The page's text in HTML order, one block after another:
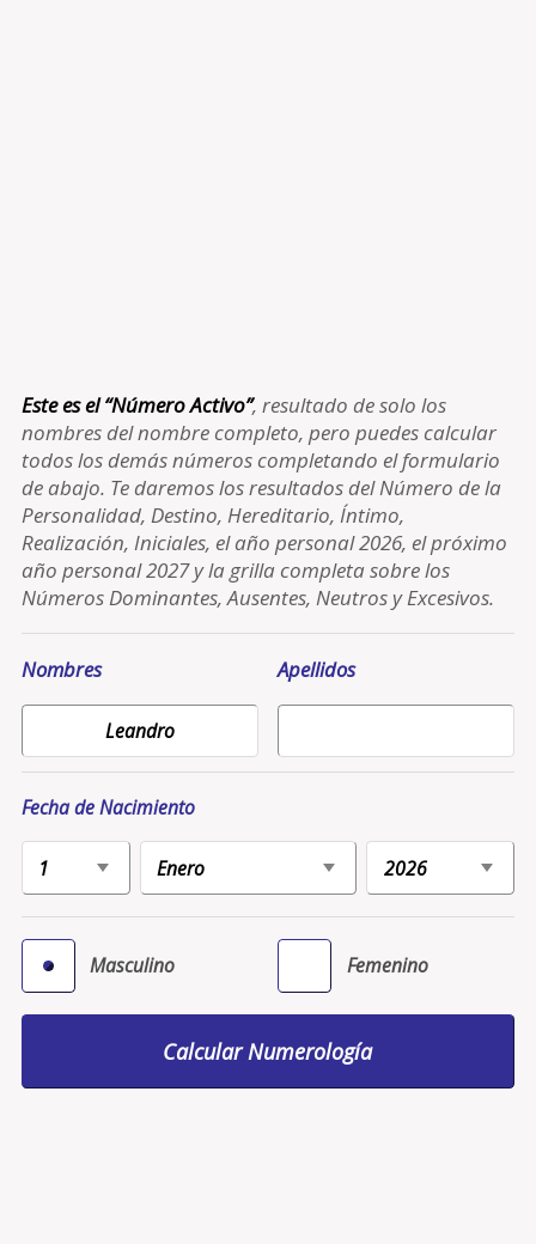
Este es el “Número Activo”, resultado de solo los
nombres del nombre completo, pero puedes calcular
todos los demás números completando el formulario
de abajo. Te daremos los resultados del Número de la
Personalidad, Destino, Hereditario, Íntimo,
Realización, Iniciales, el año personal 2026, el próximo
año personal 2027 y la grilla completa sobre los
Números Dominantes, Ausentes, Neutros y Excesivos.
Nombres Apellidos
Fecha de Nacimiento
Masculino Femenino